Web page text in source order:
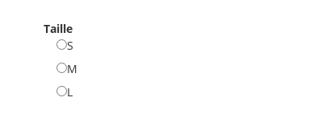
Taille
S
M
L